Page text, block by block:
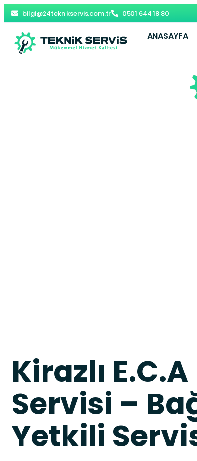
bilgi@24teknikservis.com.tr 0501 644 18 80
ANASAYFA
Kirazlı
Servisi –
Yetkili